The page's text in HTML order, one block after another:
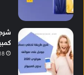
18 يوليو